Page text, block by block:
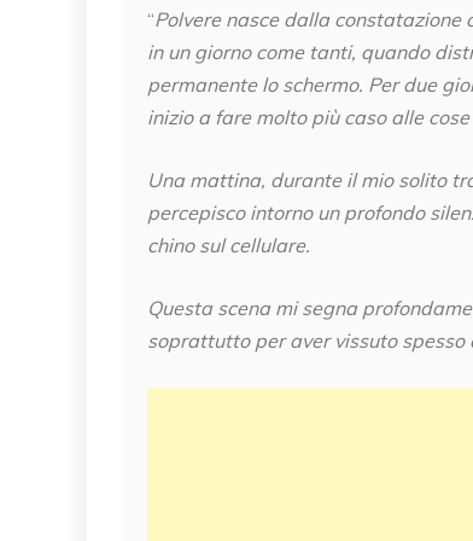
“Polvere nasce dalla constatazione
in un giorno come tanti, quando
permanente lo schermo. Per due
inizio a fare molto più caso alle
Una mattina, durante il mio solito
percepisco intorno un profondo
chino sul cellulare.
Questa scena mi segna
soprattutto per aver vissuto